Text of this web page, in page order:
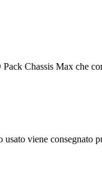
Chassis Max che
viene consegnato